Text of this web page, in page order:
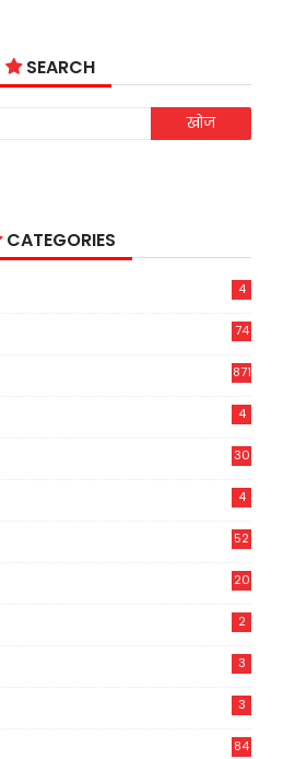
SEARCH
CATEGORIES
4
74
871
4
30
4
52
20
2
3
3
84